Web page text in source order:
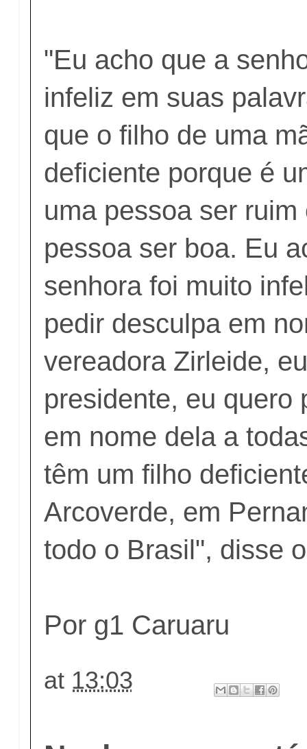
"Eu acho que a
infeliz em suas
que o filho de uma
deficiente porque é
uma pessoa ser ruim
pessoa ser boa. Eu
senhora foi muito
pedir desculpa em
vereadora Zirleide,
presidente, eu quero
em nome dela a
têm um filho
Arcoverde, em
todo o Brasil", disse
Por g1 Caruaru
at 13:03